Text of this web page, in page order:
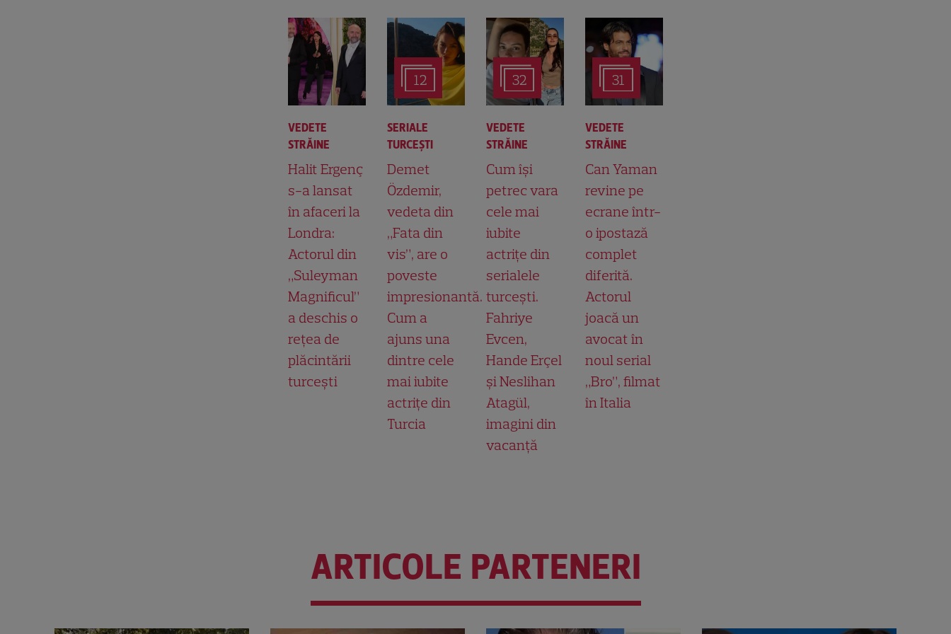
VEDETE
STRĂINE
Halit Ergenç
s-a lansat
în afaceri la
Londra:
Actorul din
„Suleyman
Magnificul”
a deschis o
rețea de
plăcintării
turcești
12
SERIALE
TURCEŞTI
Demet
Özdemir,
vedeta din
„Fata din
vis”, are o
poveste
impresionantă.
Cum a
ajuns una
dintre cele
mai iubite
actrițe din
Turcia
32
VEDETE
STRĂINE
Cum își
petrec vara
cele mai
iubite
actrițe din
serialele
turcești.
Fahriye
Evcen,
Hande Erçel
și Neslihan
Atagül,
imagini din
vacanță
31
VEDETE
STRĂINE
Can Yaman
revine pe
ecrane într-
o ipostază
complet
diferită.
Actorul
joacă un
avocat în
noul serial
„Bro”, filmat
în Italia
ARTICOLE PARTENERI